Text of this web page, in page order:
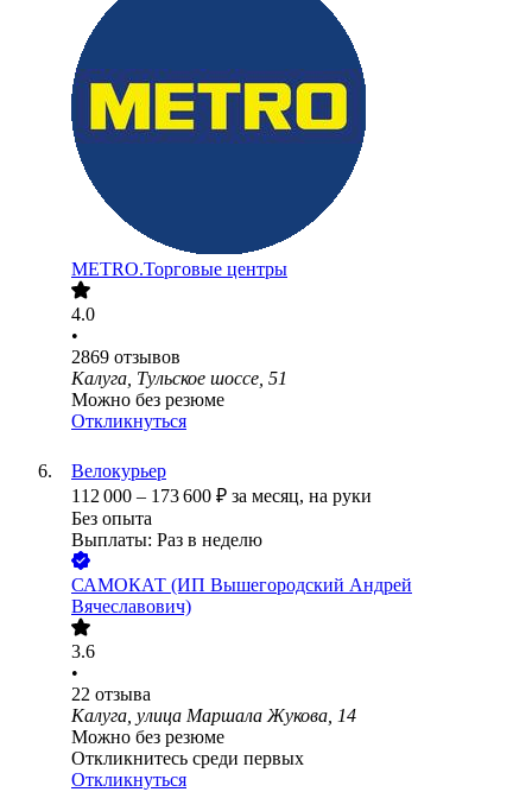
METRO.Торговые центры
4.0
•
2869 отзывов
Калуга, Тульское шоссе, 51
Можно без резюме
Откликнуться
Велокурьер
112 000 – 173 600 ₽ за месяц, на руки
Без опыта
Выплаты: Раз в неделю
САМОКАТ (ИП Вышегородский Андрей
Вячеславович)
3.6
•
22 отзыва
Калуга, улица Маршала Жукова, 14
Можно без резюме
Откликнитесь среди первых
Откликнуться